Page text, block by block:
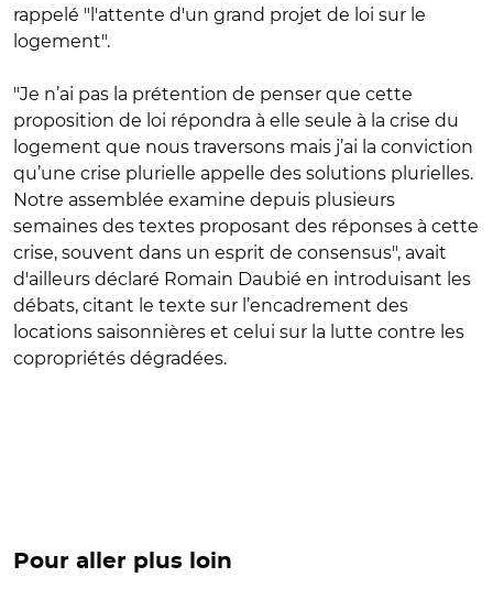
rappelé "l'attente d'un grand projet de loi sur le
logement".
"Je n’ai pas la prétention de penser que cette
proposition de loi répondra à elle seule à la crise du
logement que nous traversons mais j’ai la conviction
qu’une crise plurielle appelle des solutions plurielles.
Notre assemblée examine depuis plusieurs
semaines des textes proposant des réponses à cette
crise, souvent dans un esprit de consensus", avait
d'ailleurs déclaré Romain Daubié en introduisant les
débats, citant le texte sur l’encadrement des
locations saisonnières et celui sur la lutte contre les
copropriétés dégradées.
Pour aller plus loin